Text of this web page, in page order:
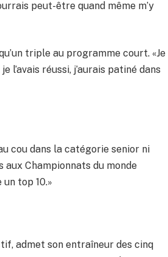
peut-être quand même m’y
triple au programme court. «Je
l’avais réussi, j’aurais patiné dans
cou dans la catégorie senior ni
Championnats du monde
un top 10.»
admet son entraîneur des cinq